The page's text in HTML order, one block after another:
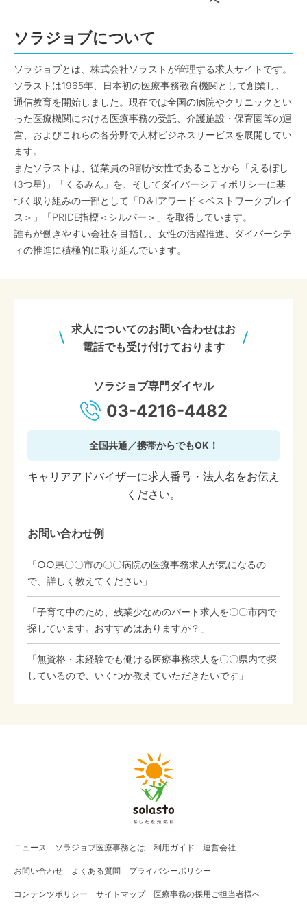
ソラジョブについて
ソラジョブとは、株式会社ソラストが管理する求人サイトです。
ソラストは1965年、日本初の医療事務教育機関として創業し、
通信教育を開始しました。現在では全国の病院やクリニックとい
った医療機関における医療事務の受託、介護施設・保育園等の運
営、およびこれらの各分野で人材ビジネスサービスを展開してい
ます。
またソラストは、従業員の9割が女性であることから「えるぼし
(3つ星)」「くるみん」を、そしてダイバーシティポリシーに基
づく取り組みの一部として「D＆Iアワード＜ベストワークプレイ
ス＞」「PRIDE指標＜シルバー＞」を取得しています。
誰もが働きやすい会社を目指し、女性の活躍推進、ダイバーシテ
ィの推進に積極的に取り組んでいます。
求人についてのお問い合わせはお
電話でも受け付けております
ソラジョブ専門ダイヤル
03-4216-4482
全国共通／携帯からでもOK！
キャリアアドバイザーに求人番号・法人名をお伝え
ください。
お問い合わせ例
「○○県〇〇市の〇〇病院の医療事務求人が気になるの
で、詳しく教えてください」
「子育て中のため、残業少なめのパート求人を〇〇市内で
探しています。おすすめはありますか？」
「無資格・未経験でも働ける医療事務求人を〇〇県内で探
しているので、いくつか教えていただきたいです」
ニュース ソラジョブ医療事務 とは 利用ガイド 運営会社
お問い合わせ よくある質問 プライバシーポリシー
コンテンツポリシー サイトマップ 医療事務の採用ご担当者様へ